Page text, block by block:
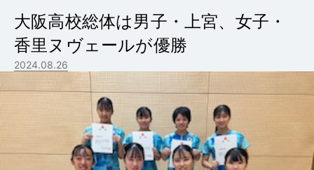
大阪高校総体は男子・上宮、女子・
香里ヌヴェールが優勝
2024.08.26